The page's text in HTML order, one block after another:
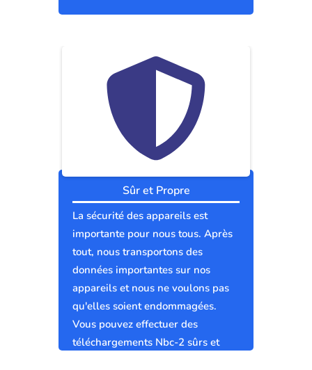
Sûr et Propre
La sécurité des appareils est
importante pour nous tous. Après
tout, nous transportons des
données importantes sur nos
appareils et nous ne voulons pas
qu'elles soient endommagées.
Vous pouvez effectuer des
téléchargements Nbc-2 sûrs et